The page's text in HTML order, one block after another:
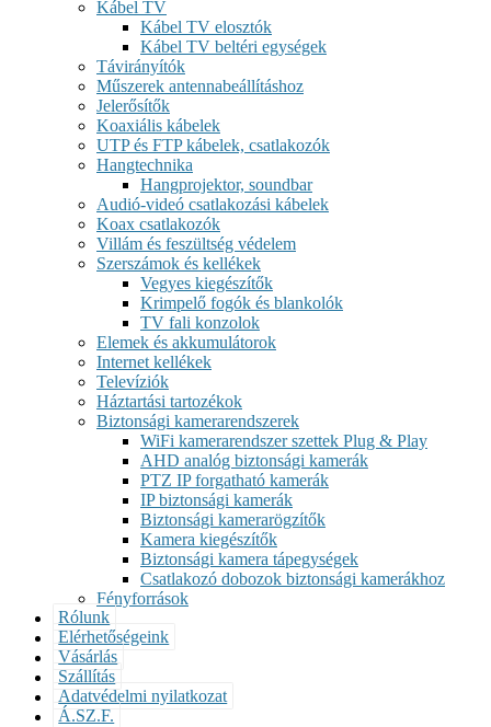
Kábel TV
Kábel TV elosztók
Kábel TV beltéri egységek
Távirányítók
Műszerek antennabeállításhoz
Jelerősítők
Koaxiális kábelek
UTP és FTP kábelek, csatlakozók
Hangtechnika
Hangprojektor, soundbar
Audió-videó csatlakozási kábelek
Koax csatlakozók
Villám és feszültség védelem
Szerszámok és kellékek
Vegyes kiegészítők
Krimpelő fogók és blankolók
TV fali konzolok
Elemek és akkumulátorok
Internet kellékek
Televíziók
Háztartási tartozékok
Biztonsági kamerarendszerek
WiFi kamerarendszer szettek Plug & Play
AHD analóg biztonsági kamerák
PTZ IP forgatható kamerák
IP biztonsági kamerák
Biztonsági kamerarögzítők
Kamera kiegészítők
Biztonsági kamera tápegységek
Csatlakozó dobozok biztonsági kamerákhoz
Fényforrások
Rólunk
Elérhetőségeink
Vásárlás
Szállítás
Adatvédelmi nyilatkozat
Á.SZ.F.